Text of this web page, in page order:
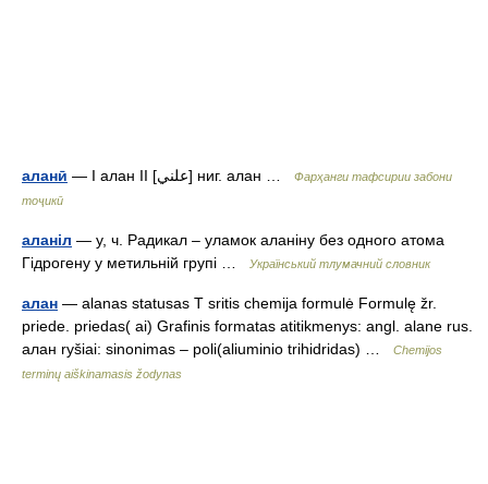
аланӣ — I алан II [علني] ниг. алан …
Фарҳанги тафсирии забони
тоҷикӣ
аланіл — у, ч. Радикал – уламок аланіну без одного атома
Гідрогену у метильній групі …
Український тлумачний словник
алан — alanas statusas T sritis chemija formulė Formulę žr.
priede. priedas( ai) Grafinis formatas atitikmenys: angl. alane rus.
алан ryšiai: sinonimas – poli(aliuminio trihidridas) …
Chemijos
terminų aiškinamasis žodynas